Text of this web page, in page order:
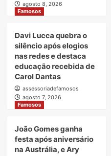
agosto 8, 2026
Famosos
Davi Lucca quebra o
silêncio após elogios
nas redes e destaca
educação recebida de
Carol Dantas
assessoriadefamosos
agosto 7, 2026
Famosos
João Gomes ganha
festa após aniversário
na Austrália, e Ary